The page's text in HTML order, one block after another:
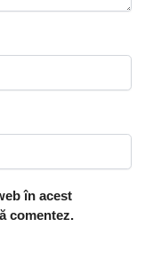
în acest
comentez.